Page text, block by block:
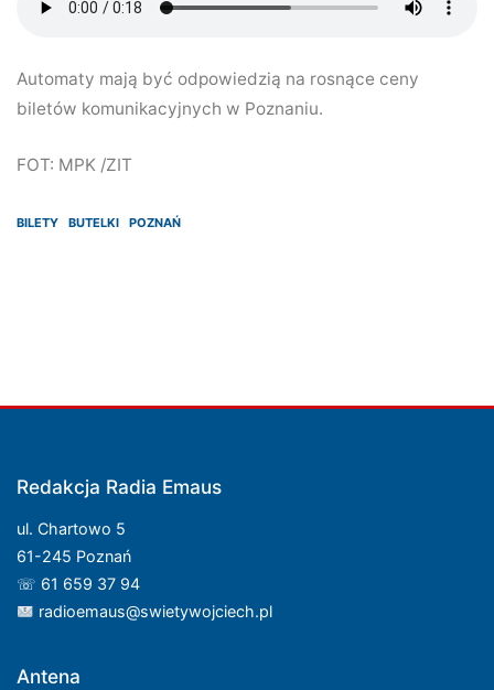
Automaty mają być odpowiedzią na rosnące ceny
biletów komunikacyjnych w Poznaniu.
FOT: MPK /ZIT
BILETY BUTELKI POZNAŃ
Redakcja Radia Emaus
ul. Chartowo 5
61-245 Poznań
☏ 61 659 37 94
radioemaus@swietywojciech.pl
Antena